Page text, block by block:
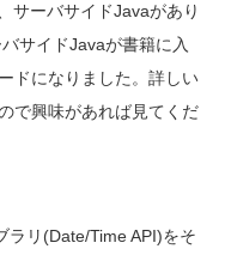
サーバサイドJavaがあり
サイドJavaが書籍に入
ドになりました。詳しい
で興味があれば見てくだ
ラリ(Date/Time API)をそ